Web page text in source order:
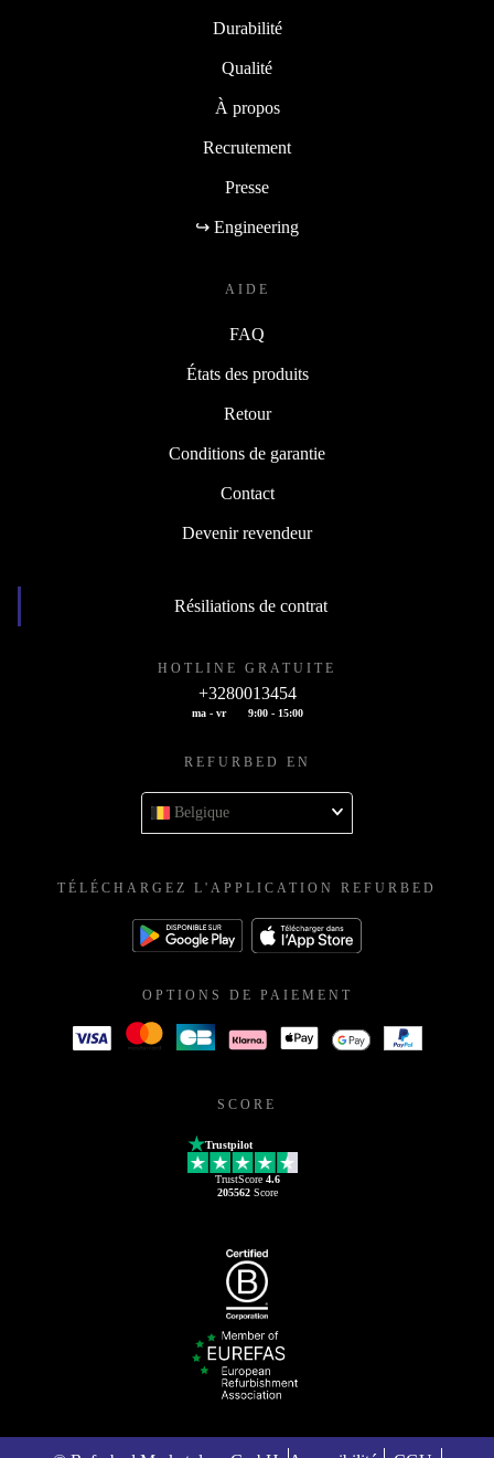
Durabilité
Qualité
À propos
Recrutement
Presse
↪ Engineering
AIDE
FAQ
États des produits
Retour
Conditions de garantie
Contact
Devenir revendeur
Résiliations de contrat
HOTLINE GRATUITE
+3280013454
ma - vr 9:00 - 15:00
REFURBED EN
Belgique
TÉLÉCHARGEZ L'APPLICATION REFURBED
OPTIONS DE PAIEMENT
SCORE
Trustpilot
TrustScore 4.6
205562Score